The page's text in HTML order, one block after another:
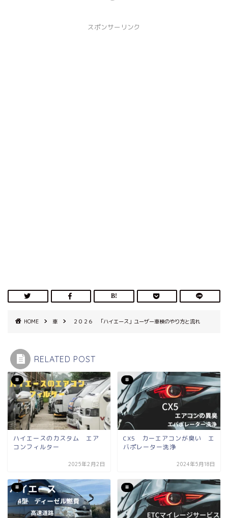
スポンサーリンク
HOME 車 ２０２６ 「ハイエース」ユーザー車検のやり方と流れ
RELATED POST
車
ハイエースのカスタム エア
コンフィルター
2025年2月2日
車
CX5 カーエアコンが臭い エ
バポレーター洗浄
2024年5月18日
車 車